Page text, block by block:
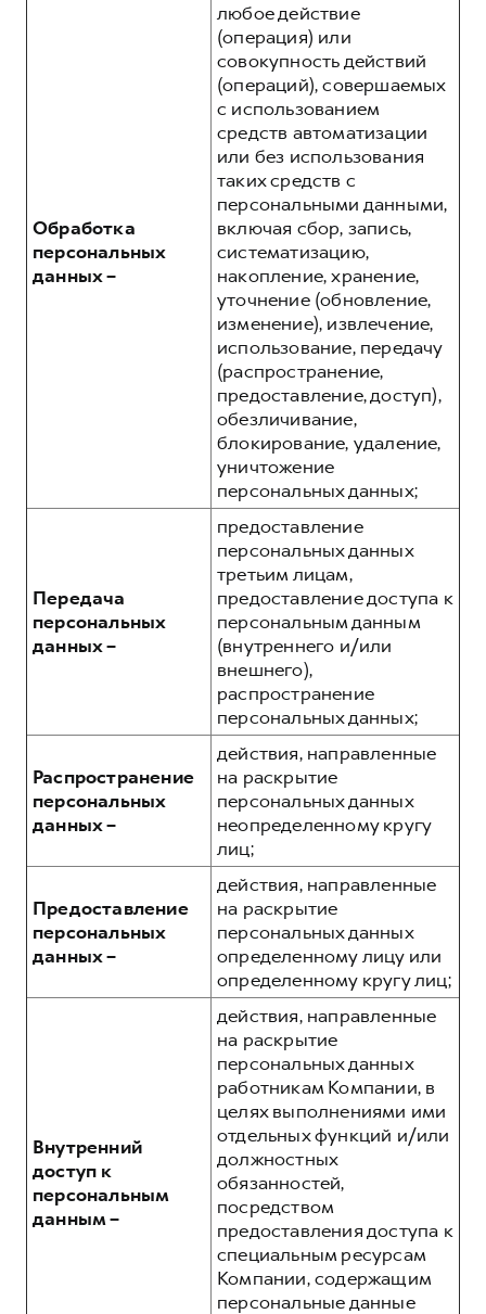
Обработка
персональных
данных –
любое действие
(операция) или
совокупность действий
(операций), совершаемых
с использованием
средств автоматизации
или без использования
таких средств с
персональными данными,
включая сбор, запись,
систематизацию,
накопление, хранение,
уточнение (обновление,
изменение), извлечение,
использование, передачу
(распространение,
предоставление, доступ),
обезличивание,
блокирование, удаление,
уничтожение
персональных данных;
Передача
персональных
данных –
предоставление
персональных данных
третьим лицам,
предоставление доступа к
персональным данным
(внутреннего и/или
внешнего),
распространение
персональных данных;
Распространение
персональных
данных –
действия, направленные
на раскрытие
персональных данных
неопределенному кругу
лиц;
Предоставление
персональных
данных –
действия, направленные
на раскрытие
персональных данных
определенному лицу или
определенному кругу лиц;
Внутренний
доступ к
персональным
данным –
действия, направленные
на раскрытие
персональных данных
работникам Компании, в
целях выполнениями ими
отдельных функций и/или
должностных
обязанностей,
посредством
предоставления доступа к
специальным ресурсам
Компании, содержащим
персональные данные